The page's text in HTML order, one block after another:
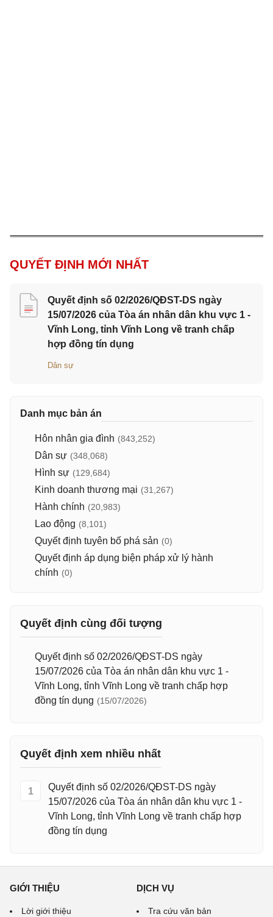
QUYẾT ĐỊNH MỚI NHẤT
Quyết định số 02/2026/QĐST-DS ngày
15/07/2026 của Tòa án nhân dân khu vực 1 -
Vĩnh Long, tỉnh Vĩnh Long về tranh chấp
hợp đồng tín dụng
Dân sự
Danh mục bản án
Hôn nhân gia đình (843,252)
Dân sự (348,068)
Hình sự (129,684)
Kinh doanh thương mại (31,267)
Hành chính (20,983)
Lao động (8,101)
Quyết định tuyên bố phá sản (0)
Quyết định áp dụng biện pháp xử lý hành
chính (0)
Quyết định cùng đối tượng
Quyết định số 02/2026/QĐST-DS ngày
15/07/2026 của Tòa án nhân dân khu vực 1 -
Vĩnh Long, tỉnh Vĩnh Long về tranh chấp hợp
đồng tín dụng (15/07/2026)
Quyết định xem nhiều nhất
1
Quyết định số 02/2026/QĐST-DS ngày
15/07/2026 của Tòa án nhân dân khu vực 1 -
Vĩnh Long, tỉnh Vĩnh Long về tranh chấp hợp
đồng tín dụng
GIỚI THIỆU
Lời giới thiệu
DỊCH VỤ
Tra cứu văn bản